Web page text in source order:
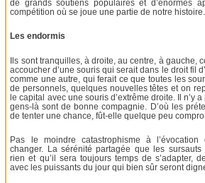
de grands soutiens populaires et d’énormes
compétition où se joue une partie de notre histoire.
Les endormis
Ils sont tranquilles, à droite, au centre, à gauche,
accoucher d’une souris qui serait dans le droit fil
comme une autre, qui ferait ce que toutes les
de personnels, quelques nouvelles têtes et on
le capital avec une souris d’extrême droite. Il n’y
gens-là sont de bonne compagnie. D’où les
de tenter une chance, fût-elle quelque peu
Pas le moindre catastrophisme à
changer. La sérénité partagée que les
rien et qu’il sera toujours temps de s’adapter,
avec les puissants du jour qui bien sûr seront